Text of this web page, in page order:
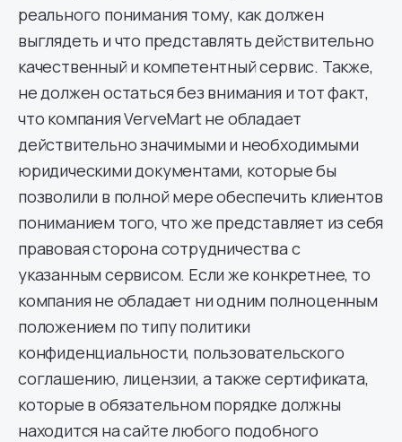
реального понимания тому, как должен
выглядеть и что представлять действительно
качественный и компетентный сервис. Также,
не должен остаться без внимания и тот факт,
что компания VerveMart не обладает
действительно значимыми и необходимыми
юридическими документами, которые бы
позволили в полной мере обеспечить клиентов
пониманием того, что же представляет из себя
правовая сторона сотрудничества с
указанным сервисом. Если же конкретнее, то
компания не обладает ни одним полноценным
положением по типу политики
конфиденциальности, пользовательского
соглашению, лицензии, а также сертификата,
которые в обязательном порядке должны
находится на сайте любого подобного